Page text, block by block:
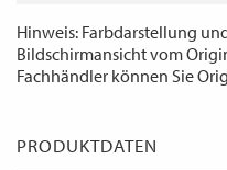
Hinweis: Farbdarstellung
Bildschirmansicht vom
Fachhändler können Sie
PRODUKTDATEN